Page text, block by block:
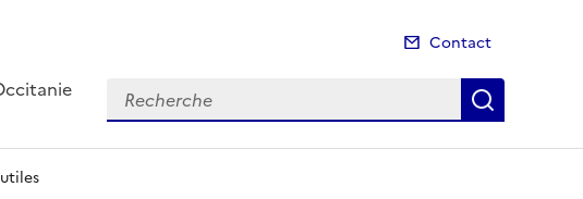
Contact
Recherche